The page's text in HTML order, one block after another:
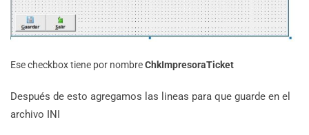
Ese checkbox tiene por nombreChkImpresoraTicket
Después de esto agregamos las lineas para que guarde en el
archivo INI